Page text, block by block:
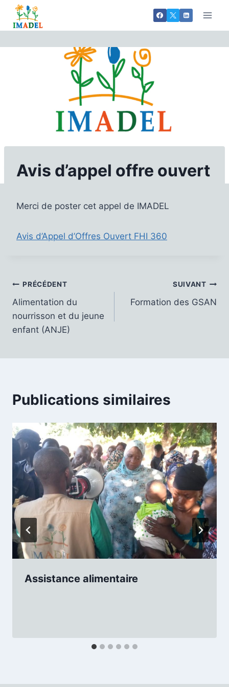
Aller
contenu
Avis d’appel offre ouvert
Merci de poster cet appel de IMADEL
Avis d’Appel d’Offres Ouvert FHI 360
Navigation
de
l’article
PRÉCÉDENT
Alimentation du
nourrisson et du jeune
enfant (ANJE)
SUIVANT
Formation des GSAN
Publications similaires
Assistance alimentaire